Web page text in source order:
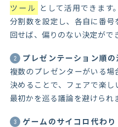
ツール として活用できます
分割数を設定し、各自に番
回せば、偏りのない決定がで
2
プレゼンテーション順の
複数のプレゼンターがいる
決めることで、フェアで楽
最初かを巡る議論を避けられ
3
ゲームのサイコロ代わり